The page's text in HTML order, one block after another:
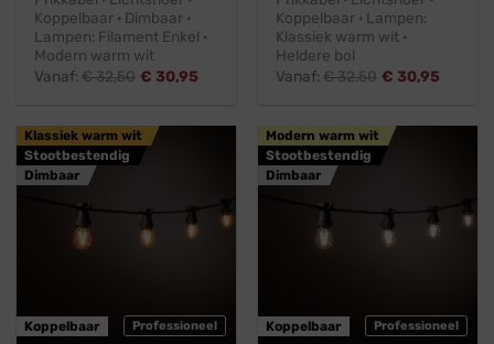
Koppelbaar · Dimbaar ·
Lampen: Filament Enkel ·
Modern warm wit
Vanaf:€32,50 € 30,95
Koppelbaar · Lampen:
Klassiek warm wit ·
Heldere bol
Vanaf:€32,50 € 30,95
Professioneel
Klassiek warm wit
Stootbestendig
Dimbaar
Koppelbaar Professioneel
Modern warm wit
Stootbestendig
Dimbaar
Koppelbaar